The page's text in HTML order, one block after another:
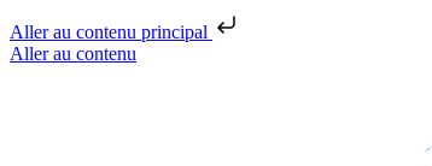
Aller au contenu principal
Aller au contenu